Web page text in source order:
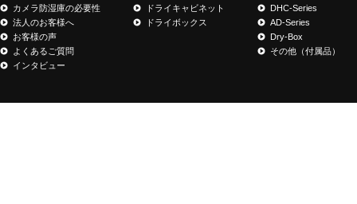
カメラ防湿庫の必要性
法人のお客様へ
お客様の声
よくあるご質問
インタビュー
ドライキャビネット
ドライボックス
DHC-Series
AD-Series
Dry-Box
その他（付属品）